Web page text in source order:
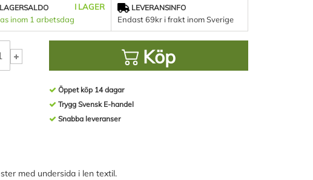
LAGERSALDO
I LAGER
inom 1 arbetsdag
LEVERANSINFO
Endast 69kr i frakt inom Sverige
Köp
Öppet köp 14 dagar
Trygg Svensk E-handel
Snabba leveranser
med undersida i len textil.